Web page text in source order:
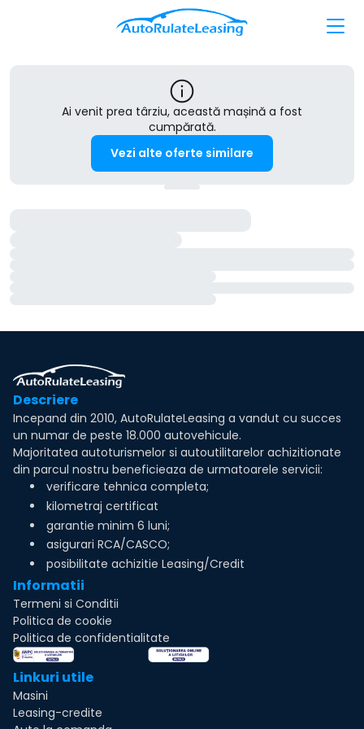
Ai venit prea târziu, această mașină a fost
cumpărată.
Vezi alte oferte similare
Descriere
Incepand din 2010, AutoRulateLeasing a vandut cu succes
un numar de peste 18.000 autovehicule.
Majoritatea autoturismelor si autoutilitarelor achizitionate
din parcul nostru beneficieaza de urmatoarele servicii:
verificare tehnica completa;
kilometraj certificat
garantie minim 6 luni;
asigurari RCA/CASCO;
posibilitate achizitie Leasing/Credit
Informatii
Termeni si Conditii
Politica de cookie
Politica de confidentialitate
Linkuri utile
Masini
Leasing-credite